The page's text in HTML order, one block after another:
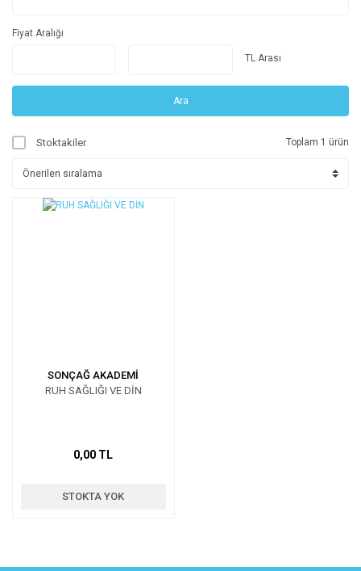
Fiyat Aralığı
TL Arası
Ara
Stoktakiler Toplam 1 ürün
SONÇAĞ AKADEMİ
RUH SAĞLIĞI VE DİN
0,00 TL
STOKTA YOK